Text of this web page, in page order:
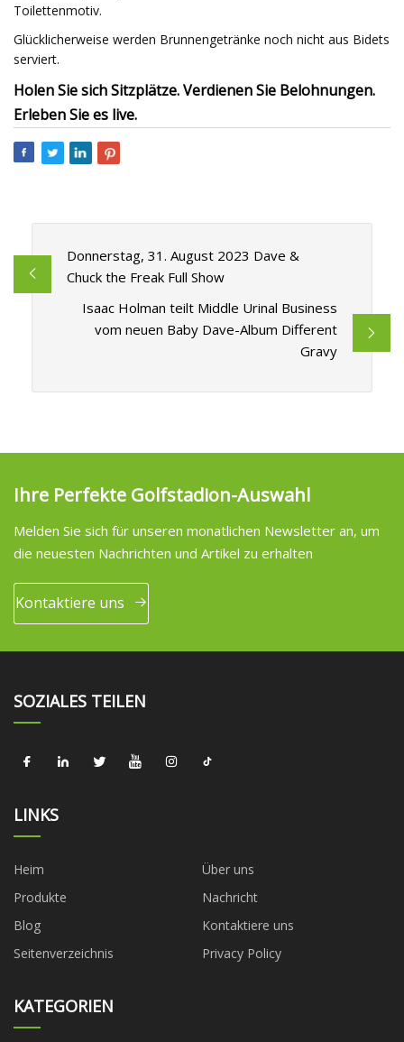
Toilettenmotiv.
Glücklicherweise werden Brunnengetränke noch nicht aus Bidets
serviert.
Holen Sie sich Sitzplätze. Verdienen Sie Belohnungen.
Erleben Sie es live.
Donnerstag, 31. August 2023 Dave &
Chuck the Freak Full Show
Isaac Holman teilt Middle Urinal Business
vom neuen Baby Dave-Album Different
Gravy
Ihre Perfekte Golfstadion-Auswahl
Melden Sie sich für unseren monatlichen Newsletter an, um
die neuesten Nachrichten und Artikel zu erhalten
Kontaktiere uns
SOZIALES TEILEN
LINKS
Heim
Über uns
Produkte
Nachricht
Blog
Kontaktiere uns
Seitenverzeichnis
Privacy Policy
KATEGORIEN